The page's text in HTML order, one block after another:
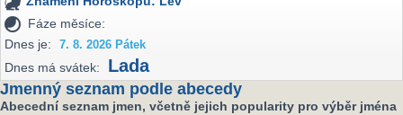
Fáze měsíce:
Dnes je:
7. 8. 2026 Pátek
Dnes má svátek: Lada
Jmenný seznam podle abecedy
Abecední seznam jmen, včetně jejich popularity pro výběr jména